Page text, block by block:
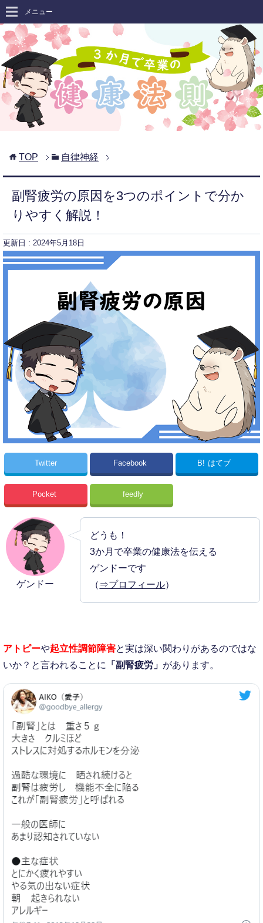
メニュー
TOP 自律神経
副腎疲労の原因を3つのポイントで分か
りやすく解説！
更新日 : 2024年5月18日
Twitter Facebook B! はてブ
Pocket feedly
ゲンドー
どうも！
3か月で卒業の健康法を伝える
ゲンドーです
（ ⇒プロフィール）
アトピーや起立性調節障害と実は深い関わりがあるのではな
いか？と言われることに
「副腎疲労」 があります。